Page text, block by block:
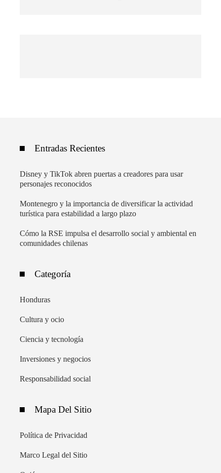
Entradas Recientes
Disney y TikTok abren puertas a creadores para usar
personajes reconocidos
Montenegro y la importancia de diversificar la actividad
turística para estabilidad a largo plazo
Cómo la RSE impulsa el desarrollo social y ambiental en
comunidades chilenas
Categoría
Honduras
Cultura y ocio
Ciencia y tecnología
Inversiones y negocios
Responsabilidad social
Mapa Del Sitio
Política de Privacidad
Marco Legal del Sitio